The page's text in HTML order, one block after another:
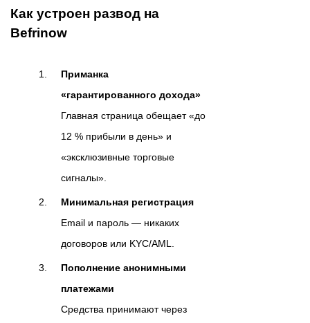
Как устроен развод на
Befrinow
Приманка
«гарантированного дохода»
Главная страница обещает «до
12 % прибыли в день» и
«эксклюзивные торговые
сигналы».
Минимальная регистрация
Email и пароль — никаких
договоров или KYC/AML.
Пополнение анонимными
платежами
Средства принимают через